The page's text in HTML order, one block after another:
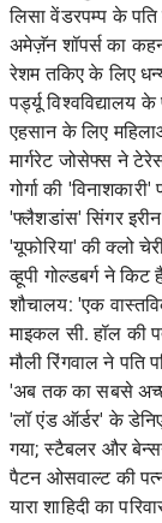
लिसा वेंडरपम्प के
अमेज़ॅन शॉपर्स का
रेशम तकिए के लिए
पर्ड्यू
एहसान के लिए
मार्गरेट जोसेफ्स ने
गोर्गा की
'फ्लैशडांस' सिंगर इरीन
'यूफोरिया' की क्लो
व्हूपी गोल्डबर्ग ने
शौचालय: 'एक
माइकल सी. हॉल की
मौली रिंगवाल ने पति
'अब तक का सबसे
'लॉ एंड ऑर्डर' के
गया; स्टैबलर और
पैटन ओसवाल्ट की
यारा शाहिदी का